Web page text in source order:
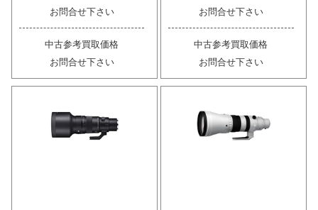
お問合せ下さい
中古参考買取価格
お問合せ下さい
お問合せ下さい
中古参考買取価格
お問合せ下さい